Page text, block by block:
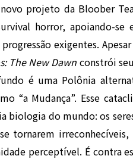
projeto da Bloober
horror, apoiando-se
exigentes.
The New Dawn constrói
é uma Polônia
“a Mudança”. Esse
biologia do mundo: os
tornarem
perceptível. É contra